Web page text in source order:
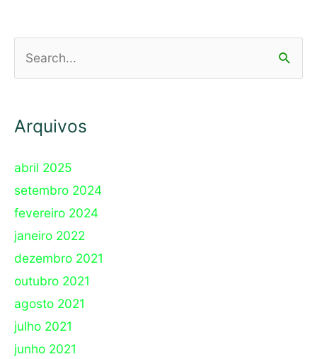
Arquivos
abril 2025
setembro 2024
fevereiro 2024
janeiro 2022
dezembro 2021
outubro 2021
agosto 2021
julho 2021
junho 2021